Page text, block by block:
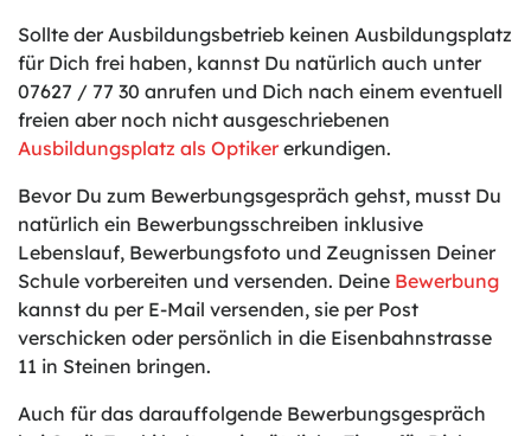
Sollte der Ausbildungsbetrieb keinen Ausbildungsplatz
für Dich frei haben, kannst Du natürlich auch unter
07627 / 77 30 anrufen und Dich nach einem eventuell
freien aber noch nicht ausgeschriebenen
Ausbildungsplatz als Optiker erkundigen.
Bevor Du zum Bewerbungsgespräch gehst, musst Du
natürlich ein Bewerbungsschreiben inklusive
Lebenslauf, Bewerbungsfoto und Zeugnissen Deiner
Schule vorbereiten und versenden. Deine Bewerbung
kannst du per E-Mail versenden, sie per Post
verschicken oder persönlich in die Eisenbahnstrasse
11 in Steinen bringen.
Auch für das darauffolgende Bewerbungsgespräch